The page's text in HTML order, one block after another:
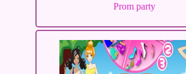
Prom party